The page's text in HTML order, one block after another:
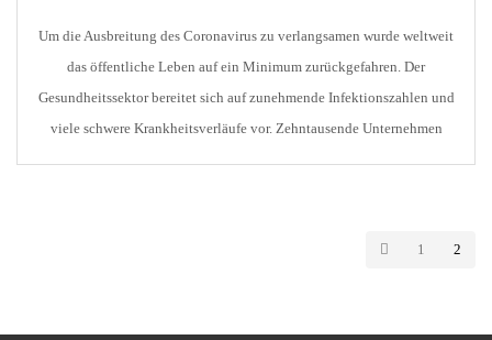
Um die Ausbreitung des Coronavirus zu verlangsamen wurde weltweit
das öffentliche Leben auf ein Minimum zurückgefahren. Der
Gesundheitssektor bereitet sich auf zunehmende Infektionszahlen und
viele schwere Krankheitsverläufe vor. Zehntausende Unternehmen
1
2